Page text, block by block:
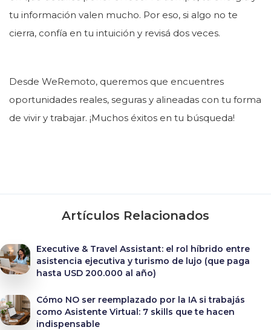
tu información valen mucho. Por eso, si algo no te
cierra, confía en tu intuición y revisá dos veces.
Desde WeRemoto, queremos que encuentres
oportunidades reales, seguras y alineadas con tu forma
de vivir y trabajar. ¡Muchos éxitos en tu búsqueda!
Artículos Relacionados
Executive & Travel Assistant: el rol híbrido entre
asistencia ejecutiva y turismo de lujo (que paga
hasta USD 200.000 al año)
Cómo NO ser reemplazado por la IA si trabajás
como Asistente Virtual: 7 skills que te hacen
indispensable